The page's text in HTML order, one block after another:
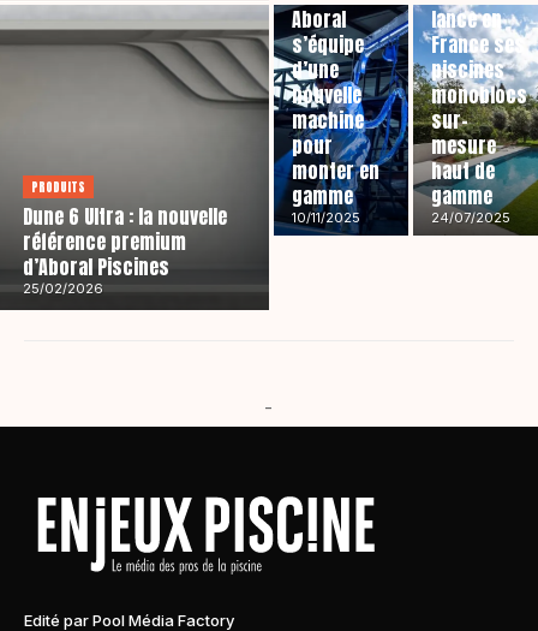
PRODUITS
Dune 6 Ultra : la nouvelle
référence premium
d’Aboral Piscines
25/02/2026
Aboral
s’équipe
d’une
nouvelle
machine
pour
monter en
gamme
10/11/2025
lance en
France ses
piscines
monoblocs
sur-
mesure
haut de
gamme
24/07/2025
-
Edité par Pool Média Factory